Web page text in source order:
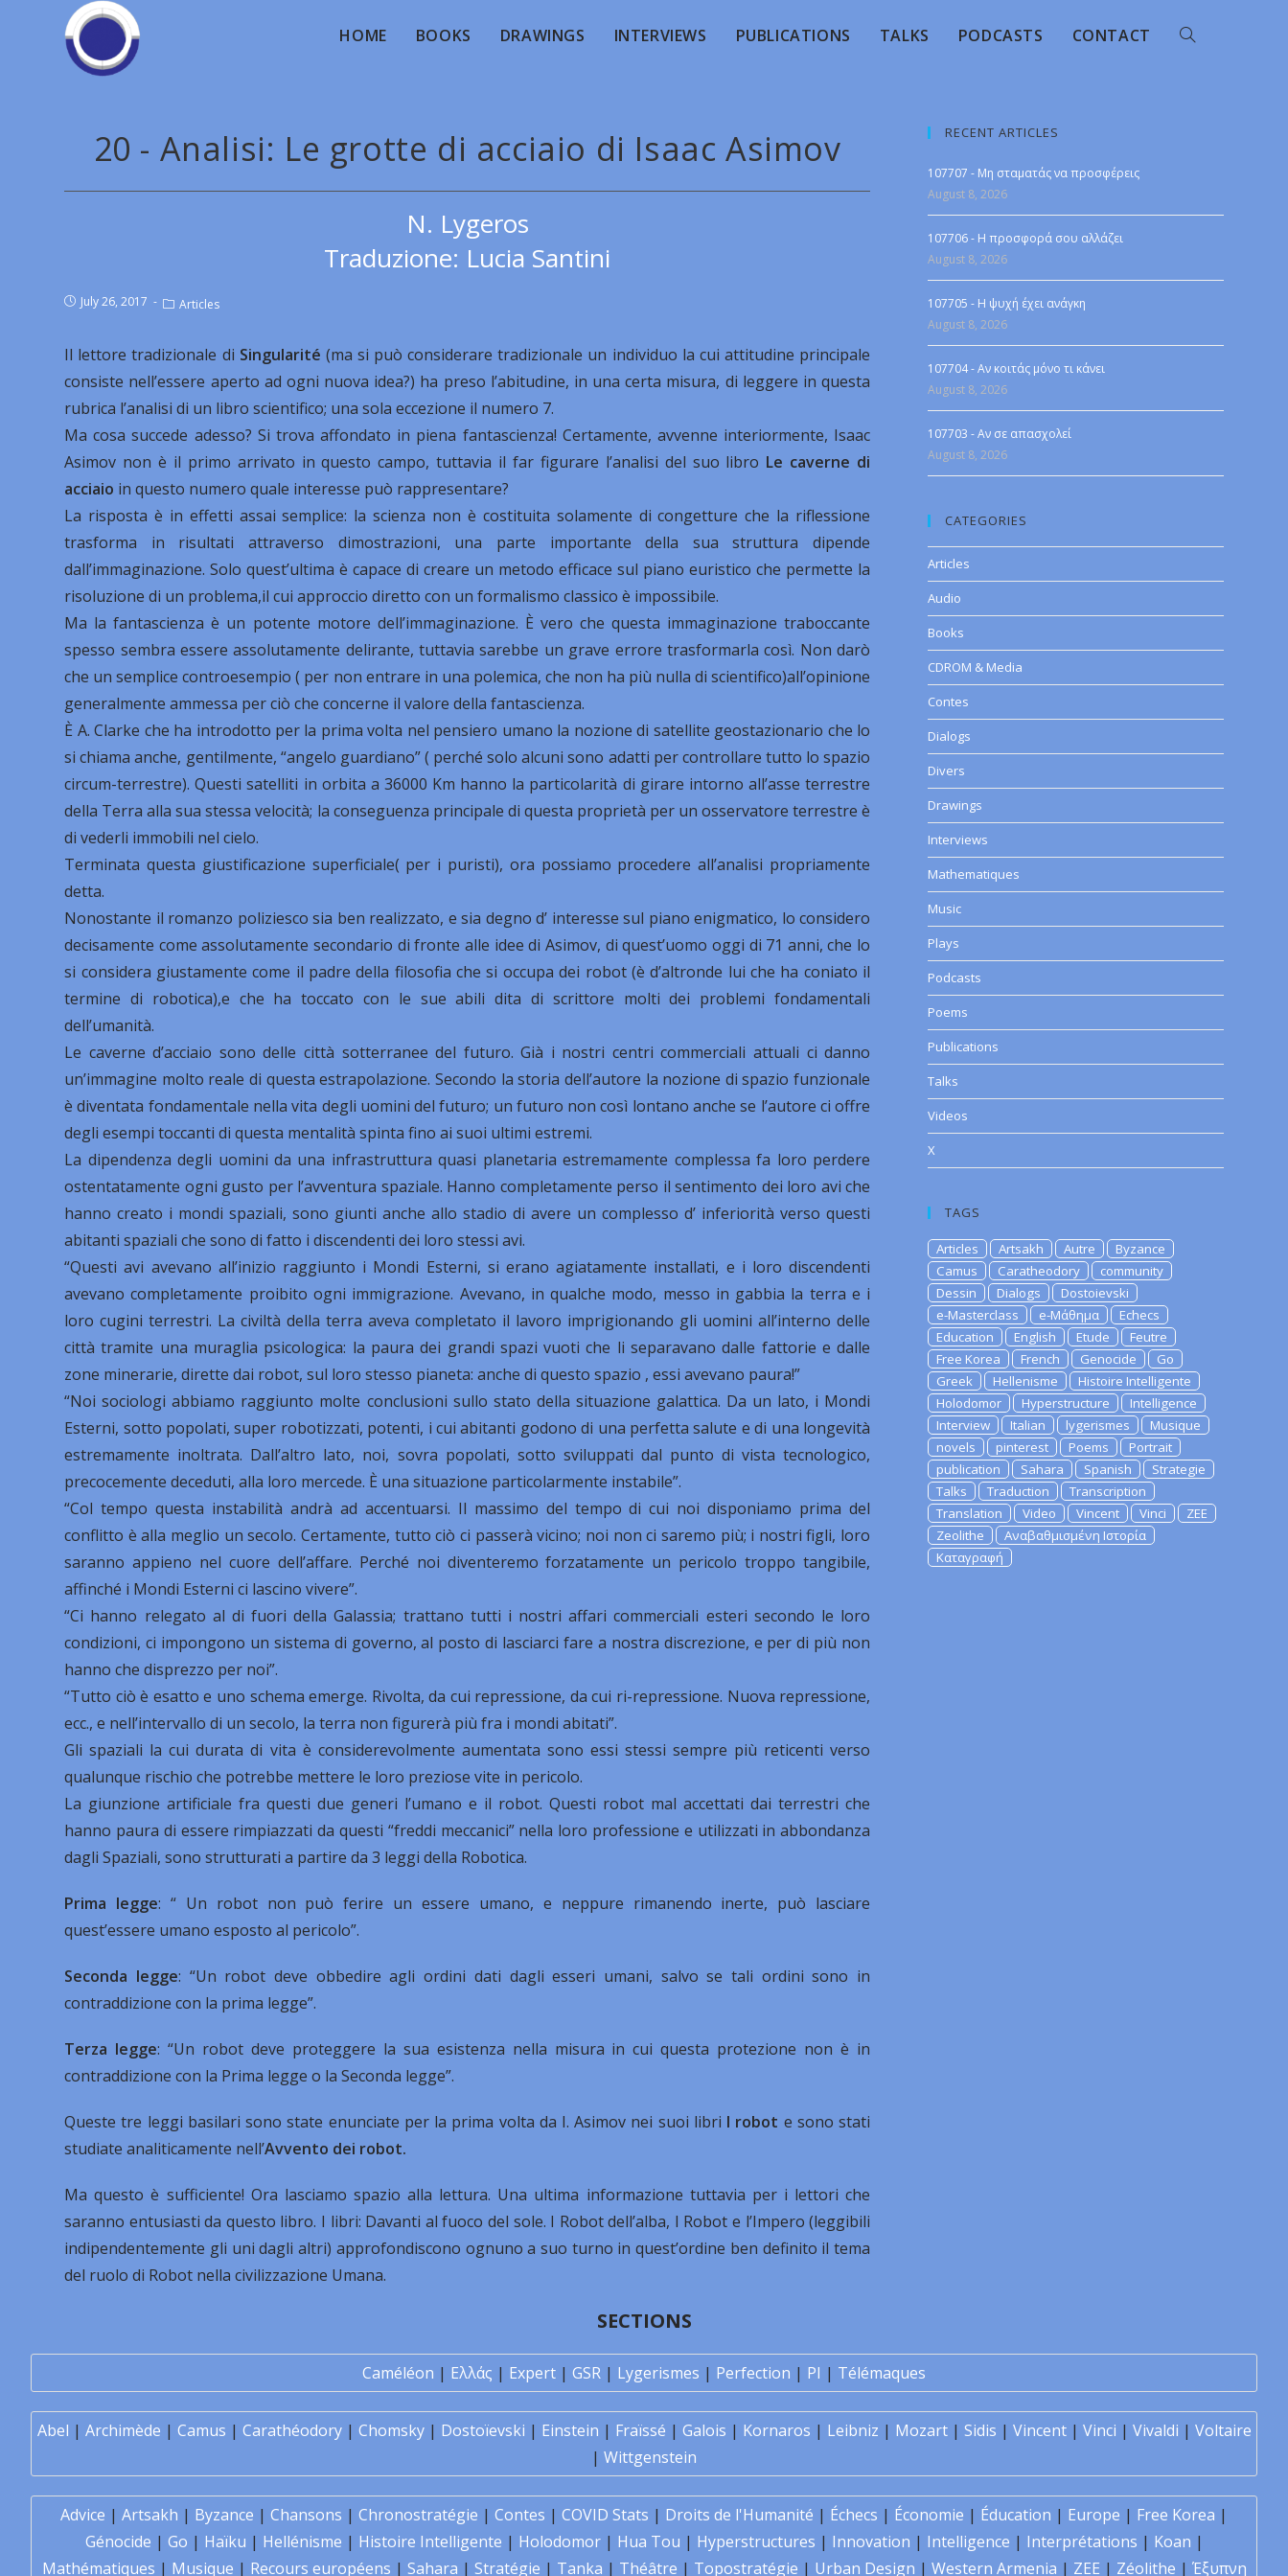
HOME BOOKS DRAWINGS INTERVIEWS PUBLICATIONS TALKS PODCASTS CONTACT
20 - Analisi: Le grotte di acciaio di Isaac Asimov
N. Lygeros
Traduzione: Lucia Santini
July 26, 2017 Articles
Il lettore tradizionale di Singularité (ma si può considerare tradizionale un individuo la cui attitudine principale
consiste nell’essere aperto ad ogni nuova idea?) ha preso l’abitudine, in una certa misura, di leggere in questa
rubrica l’analisi di un libro scientifico; una sola eccezione il numero 7.
Ma cosa succede adesso? Si trova affondato in piena fantascienza! Certamente, avvenne interiormente, Isaac
Asimov non è il primo arrivato in questo campo, tuttavia il far figurare l’analisi del suo libro Le caverne di
acciaio in questo numero quale interesse può rappresentare?
La risposta è in effetti assai semplice: la scienza non è costituita solamente di congetture che la riflessione
trasforma in risultati attraverso dimostrazioni, una parte importante della sua struttura dipende
dall’immaginazione. Solo quest’ultima è capace di creare un metodo efficace sul piano euristico che permette la
risoluzione di un problema,il cui approccio diretto con un formalismo classico è impossibile.
Ma la fantascienza è un potente motore dell’immaginazione. È vero che questa immaginazione traboccante
spesso sembra essere assolutamente delirante, tuttavia sarebbe un grave errore trasformarla così. Non darò
che un semplice controesempio ( per non entrare in una polemica, che non ha più nulla di scientifico)all’opinione
generalmente ammessa per ciò che concerne il valore della fantascienza.
È A. Clarke che ha introdotto per la prima volta nel pensiero umano la nozione di satellite geostazionario che lo
si chiama anche, gentilmente, “angelo guardiano” ( perché solo alcuni sono adatti per controllare tutto lo spazio
circum-terrestre). Questi satelliti in orbita a 36000 Km hanno la particolarità di girare intorno all’asse terrestre
della Terra alla sua stessa velocità; la conseguenza principale di questa proprietà per un osservatore terrestre è
di vederli immobili nel cielo.
Terminata questa giustificazione superficiale( per i puristi), ora possiamo procedere all’analisi propriamente
detta.
Nonostante il romanzo poliziesco sia ben realizzato, e sia degno d’ interesse sul piano enigmatico, lo considero
decisamente come assolutamente secondario di fronte alle idee di Asimov, di quest’uomo oggi di 71 anni, che lo
si considera giustamente come il padre della filosofia che si occupa dei robot (è d’altronde lui che ha coniato il
termine di robotica),e che ha toccato con le sue abili dita di scrittore molti dei problemi fondamentali
dell’umanità.
Le caverne d’acciaio sono delle città sotterranee del futuro. Già i nostri centri commerciali attuali ci danno
un’immagine molto reale di questa estrapolazione. Secondo la storia dell’autore la nozione di spazio funzionale
è diventata fondamentale nella vita degli uomini del futuro; un futuro non così lontano anche se l’autore ci offre
degli esempi toccanti di questa mentalità spinta fino ai suoi ultimi estremi.
La dipendenza degli uomini da una infrastruttura quasi planetaria estremamente complessa fa loro perdere
ostentatamente ogni gusto per l’avventura spaziale. Hanno completamente perso il sentimento dei loro avi che
hanno creato i mondi spaziali, sono giunti anche allo stadio di avere un complesso d’ inferiorità verso questi
abitanti spaziali che sono di fatto i discendenti dei loro stessi avi.
“Questi avi avevano all’inizio raggiunto i Mondi Esterni, si erano agiatamente installati, e i loro discendenti
avevano completamente proibito ogni immigrazione. Avevano, in qualche modo, messo in gabbia la terra e i
loro cugini terrestri. La civiltà della terra aveva completato il lavoro imprigionando gli uomini all’interno delle
città tramite una muraglia psicologica: la paura dei grandi spazi vuoti che li separavano dalle fattorie e dalle
zone minerarie, dirette dai robot, sul loro stesso pianeta: anche di questo spazio , essi avevano paura!”
“Noi sociologi abbiamo raggiunto molte conclusioni sullo stato della situazione galattica. Da un lato, i Mondi
Esterni, sotto popolati, super robotizzati, potenti, i cui abitanti godono di una perfetta salute e di una longevità
estremamente inoltrata. Dall’altro lato, noi, sovra popolati, sotto sviluppati dal punto di vista tecnologico,
precocemente deceduti, alla loro mercede. È una situazione particolarmente instabile”.
“Col tempo questa instabilità andrà ad accentuarsi. Il massimo del tempo di cui noi disponiamo prima del
conflitto è alla meglio un secolo. Certamente, tutto ciò ci passerà vicino; noi non ci saremo più; i nostri figli, loro
saranno appieno nel cuore dell’affare. Perché noi diventeremo forzatamente un pericolo troppo tangibile,
affinché i Mondi Esterni ci lascino vivere”.
“Ci hanno relegato al di fuori della Galassia; trattano tutti i nostri affari commerciali esteri secondo le loro
condizioni, ci impongono un sistema di governo, al posto di lasciarci fare a nostra discrezione, e per di più non
hanno che disprezzo per noi”.
“Tutto ciò è esatto e uno schema emerge. Rivolta, da cui repressione, da cui ri-repressione. Nuova repressione,
ecc., e nell’intervallo di un secolo, la terra non figurerà più fra i mondi abitati”.
Gli spaziali la cui durata di vita è considerevolmente aumentata sono essi stessi sempre più reticenti verso
qualunque rischio che potrebbe mettere le loro preziose vite in pericolo.
La giunzione artificiale fra questi due generi l’umano e il robot. Questi robot mal accettati dai terrestri che
hanno paura di essere rimpiazzati da questi “freddi meccanici” nella loro professione e utilizzati in abbondanza
dagli Spaziali, sono strutturati a partire da 3 leggi della Robotica.
Prima legge: “ Un robot non può ferire un essere umano, e neppure rimanendo inerte, può lasciare
quest’essere umano esposto al pericolo”.
Seconda legge: “Un robot deve obbedire agli ordini dati dagli esseri umani, salvo se tali ordini sono in
contraddizione con la prima legge”.
Terza legge: “Un robot deve proteggere la sua esistenza nella misura in cui questa protezione non è in
contraddizione con la Prima legge o la Seconda legge”.
Queste tre leggi basilari sono state enunciate per la prima volta da I. Asimov nei suoi libri I robot e sono stati
studiate analiticamente nell’Avvento dei robot.
Ma questo è sufficiente! Ora lasciamo spazio alla lettura. Una ultima informazione tuttavia per i lettori che
saranno entusiasti da questo libro. I libri: Davanti al fuoco del sole. I Robot dell’alba, I Robot e l’Impero (leggibili
indipendentemente gli uni dagli altri) approfondiscono ognuno a suo turno in quest’ordine ben definito il tema
del ruolo di Robot nella civilizzazione Umana.
RECENT ARTICLES
107707 - Μη σταματάς να προσφέρεις
August 8, 2026
107706 - Η προσφορά σου αλλάζει
August 8, 2026
107705 - Η ψυχή έχει ανάγκη
August 8, 2026
107704 - Αν κοιτάς μόνο τι κάνει
August 8, 2026
107703 - Αν σε απασχολεί
August 8, 2026
CATEGORIES
Articles
Audio
Books
CDROM & Media
Contes
Dialogs
Divers
Drawings
Interviews
Mathematiques
Music
Plays
Podcasts
Poems
Publications
Talks
Videos
X
TAGS
Articles Artsakh Autre
Byzance
Camus
Caratheodory
community
Dessin
Dialogs
Dostoievski
e-Masterclass
e-Μάθημα
Echecs
Education
English Etude
Feutre
Free Korea
French Genocide
Go
Greek
Hellenisme
Histoire Intelligente
Holodomor
Hyperstructure
Intelligence
Interview
Italian lygerismes
Musique
novels
pinterest Poems
Portrait
publication
Sahara Spanish
Strategie
Talks
Traduction
Transcription
Translation
Video Vincent Vinci
ZEE
Zeolithe
Αναβαθμισμένη Ιστορία
Καταγραφή
SECTIONS
Caméléon | Ελλάς | Expert | GSR | Lygerismes | Perfection | PI | Télémaques
Abel | Archimède | Camus | Carathéodory| Chomsky| Dostoïevski | Einstein | Fraïssé | Galois | Kornaros | Leibniz | Mozart| Sidis | Vincent| Vinci | Vivaldi | Voltaire
| Wittgenstein
Advice | Artsakh | Byzance | Chansons | Chronostratégie | Contes | COVID Stats | Droits de l'Humanité | Échecs | Économie | Éducation | Europe | Free Korea |
Génocide | Go | Haïku | Hellénisme | Histoire Intelligente | Holodomor| Hua Tou | Hyperstructures | Innovation | Intelligence | Interprétations | Koan |
Mathématiques | Musique | Recours européens | Sahara | Stratégie | Tanka | Théâtre | Topostratégie | Urban Design | Western Armenia | ZEE | Zéolithe | Έξυπνη